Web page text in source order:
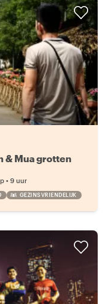
& Mua grotten
• 9 uur
GEZINSVRIENDELIJK